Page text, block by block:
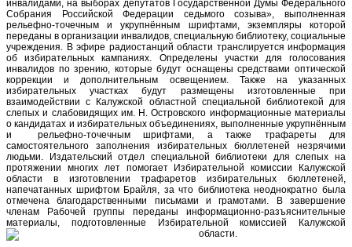
инвалидами, на выборах депутатов Государственной Думы Федерального
Собрания Российской Федерации седьмого созыва», выполненная
рельефно-точечным и укрупнённым шрифтами, экземпляры которой
переданы в организации инвалидов, специальную библиотеку, социальные
учреждения. В эфире радиостанций области транслируется информация
об избирательных кампаниях. Определены участки для голосования
инвалидов по зрению, которые будут оснащены средствами оптической
коррекции и дополнительным освещением. Также на указанных
избирательных участках будут размещены изготовленные при
взаимодействии с Калужской областной специальной библиотекой для
слепых и слабовидящих им. Н. Островского информационные материалы
о кандидатах и избирательных объединениях, выполненные укрупнённым
и рельефно-точечным шрифтами, а также трафареты для
самостоятельного заполнения избирательных бюллетеней незрячими
людьми. Издательский отдел специальной библиотеки для слепых на
протяжении многих лет помогает Избирательной комиссии Калужской
области в изготовлении трафаретов избирательных бюллетеней,
напечатанных шрифтом Брайля, за что библиотека неоднократно была
отмечена благодарственными письмами и грамотами. В завершение
членам Рабочей группы переданы информационно-разъяснительные
материалы, подготовленные Избирательной комиссией Калужской
области.